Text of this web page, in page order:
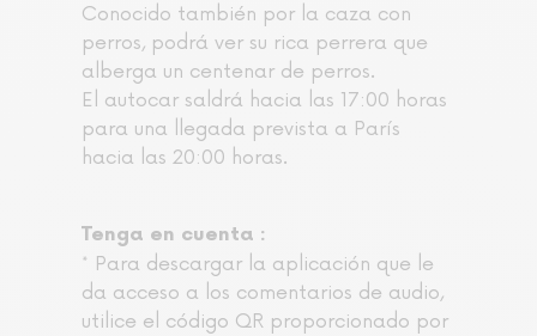
Conocido también por la caza con
perros, podrá ver su rica perrera que
alberga un centenar de perros.
El autocar saldrá hacia las 17:00 horas
para una llegada prevista a París
hacia las 20:00 horas.
Tenga en cuenta :
* Para descargar la aplicación que le
da acceso a los comentarios de audio,
utilice el código QR proporcionado por